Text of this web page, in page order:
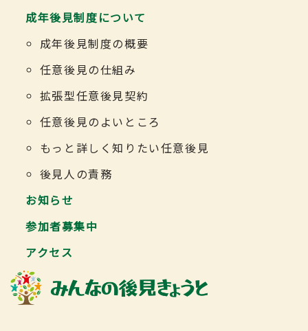
成年後見制度について
成年後見制度の概要
任意後見の仕組み
拡張型任意後見契約
任意後見のよいところ
もっと詳しく知りたい任意後見
後見人の責務
お知らせ
参加者募集中
アクセス